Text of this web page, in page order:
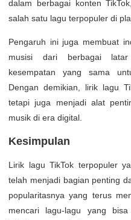
dalam berbagai konten
salah satu lagu terpopuler di
Pengaruh ini juga membuat
musisi dari berbagai latar
kesempatan yang sama
Dengan demikian, lirik lagu
tetapi juga menjadi alat
musik di era digital.
Kesimpulan
Lirik lagu TikTok terpopuler
telah menjadi bagian penting
popularitasnya yang terus
mencari lagu-lagu yang